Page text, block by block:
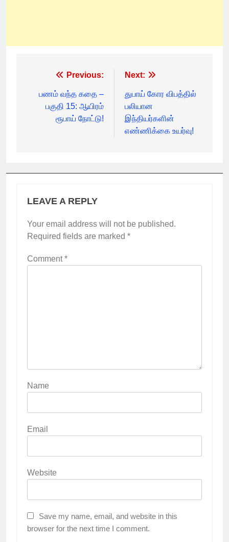
navigation
Previous:
பணம் வந்த கதை –
பகுதி 15: ஆயிரம்
ரூபாய் நோட்டு!
Next:
துபாய் கோர விபத்தில்
பலியான
இந்தியர்களின்
எண்ணிக்கை உயர்வு!
LEAVE A REPLY
Your email address will not be published.
Required fields are marked *
Comment*
Name
Email
Website
Save my name, email, and website in this
browser for the next time I comment.